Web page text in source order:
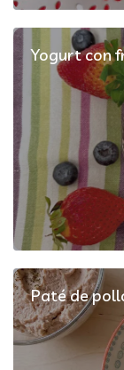
Yogurt con
Paté de